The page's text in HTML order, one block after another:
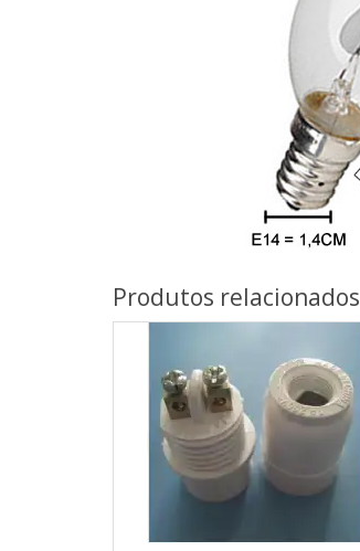
Produtos relacionados